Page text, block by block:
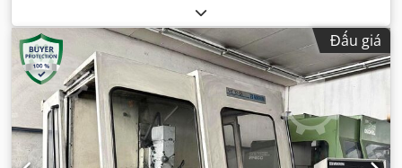
, chiều dài cấp phôi trục X:
mm, chiều dài cấp phôi trục Y:400 mm, chiều dài hành
trình trục Z: 400 mm, tốc độ trục chính (tối đa):4.000
vòng/phút, công suất:5,5 kW (7,48 mã lực),
Đấu giá